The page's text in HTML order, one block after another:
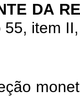
DA
item